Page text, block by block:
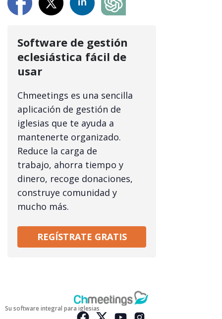
Software de gestión
eclesiástica fácil de
usar
Chmeetings es una sencilla
aplicación de gestión de
iglesias que te ayuda a
mantenerte organizado.
Reduce la carga de
trabajo, ahorra tiempo y
dinero, recoge donaciones,
construye comunidad y
mucho más.
REGÍSTRATE GRATIS
Su software integral para iglesias